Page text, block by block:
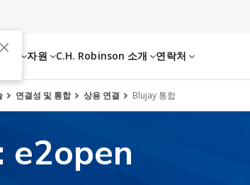
스 자원 C.H. Robinson 소개 연락처
연결성 및 통합 상용 연결 Blujay 통합
e2open